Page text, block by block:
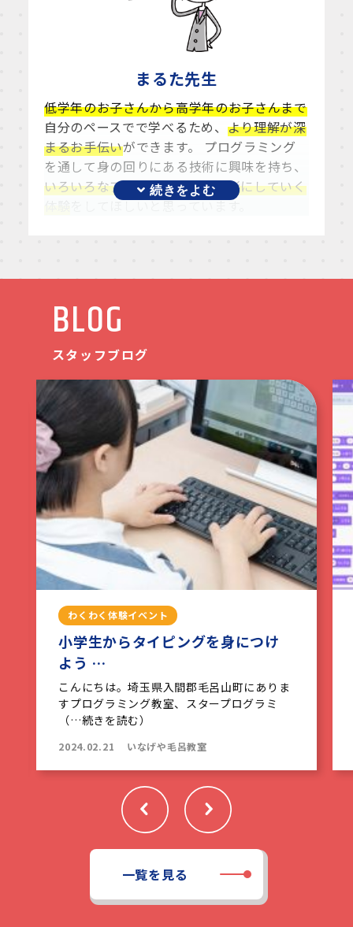
まるた先生
低学年のお子さんから高学年のお子さんまで
自分のペースでで学べるため、 より理解が深
まるお手伝いができます。 プログラミング
を通して身の回りにある技術に興味を持ち、
いろいろなアイデアを生み出し形にしていく
をしてほしいと思っています。
BLOG
スタッフブログ
わくわく体験イベント
小学生からタイピングを身につけ
よう …
こんにちは。埼玉県入間郡毛呂山町にありま
すプログラミング教室、スタープログラミ
（…続きを読む）
2024.02.21 いなげや毛呂教室
一覧を見る